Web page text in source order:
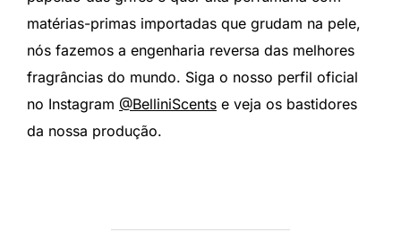
matérias-primas importadas que grudam na pele,
nós fazemos a engenharia reversa das melhores
fragrâncias do mundo. Siga o nosso perfil oficial
no Instagram @BelliniScents e veja os bastidores
da nossa produção.